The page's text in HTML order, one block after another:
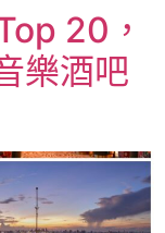
20，
樂酒吧